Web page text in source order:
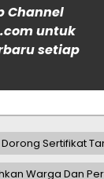
Channel
untuk
setiap
Dorong Sertifikat
Warga Dan